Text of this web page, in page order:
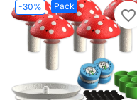
-30% Pack
favorite_border